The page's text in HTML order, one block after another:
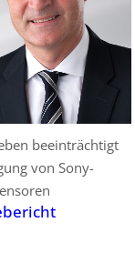
beeinträchtigt
von Sony-